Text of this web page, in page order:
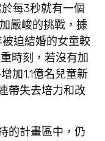
每3秒就有一個
嚴峻的挑戰，據
迫結婚的女童較
時刻，若沒有加
加1.1億名兒童新
帶失去培力和改
的計畫區中，仍